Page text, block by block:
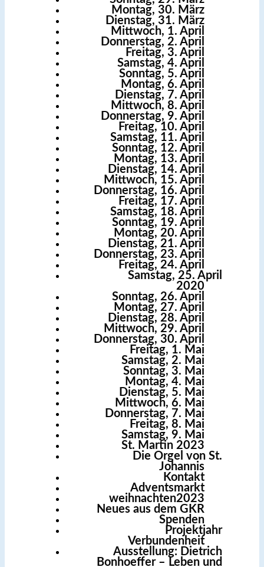
Montag, 30. März
Dienstag, 31. März
Mittwoch, 1. April
Donnerstag, 2. April
Freitag, 3. April
Samstag, 4. April
Sonntag, 5. April
Montag, 6. April
Dienstag, 7. April
Mittwoch, 8. April
Donnerstag, 9. April
Freitag, 10. April
Samstag, 11. April
Sonntag, 12. April
Montag, 13. April
Dienstag, 14. April
Mittwoch, 15. April
Donnerstag, 16. April
Freitag, 17. April
Samstag, 18. April
Sonntag, 19. April
Montag, 20. April
Dienstag, 21. April
Donnerstag, 23. April
Freitag, 24. April
Samstag, 25. April
2020
Sonntag, 26. April
Montag, 27. April
Dienstag, 28. April
Mittwoch, 29. April
Donnerstag, 30. April
Freitag, 1. Mai
Samstag, 2. Mai
Sonntag, 3. Mai
Montag, 4. Mai
Dienstag, 5. Mai
Mittwoch, 6. Mai
Donnerstag, 7. Mai
Freitag, 8. Mai
Samstag, 9. Mai
St. Martin 2023
Die Orgel von St.
Johannis
Kontakt
Adventsmarkt
weihnachten2023
Neues aus dem GKR
Spenden
Projektjahr
Verbundenheit
Ausstellung: Dietrich
Bonhoeffer – Leben und